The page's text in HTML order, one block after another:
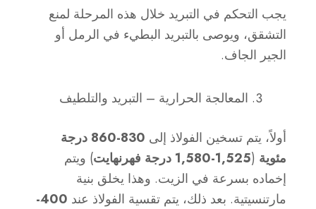
يجب التحكم في التبريد خلال هذه المرحلة لمنع
التشقق، ويوصى بالتبريد البطيء في الرمل أو
الجير الجاف.
المعالجة الحرارية – التبريد والتلطيف
أولاً، يتم تسخين الفولاذ إلى
830-860 درجة
مئوية (1,525-1,580 درجة فهرنهايت
) ويتم
إخماده بسرعة في الزيت. وهذا يخلق بنية
مارتنسيتية. بعد ذلك، يتم تقسية الفولاذ عند
400-